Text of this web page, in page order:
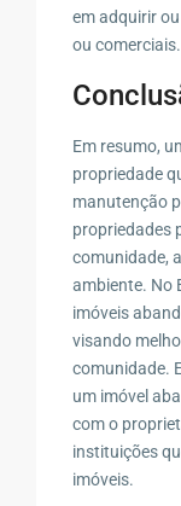
em adquirir
ou comerciais.
Em resumo,
propriedade
manutenção
propriedades
comunidade,
ambiente. No
imóveis
visando
comunidade.
um imóvel
com o
instituições
imóveis.